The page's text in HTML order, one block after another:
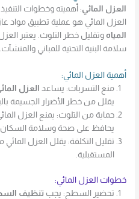
العزل المائي: أهميته وخطوات التنفيذ
العزل المائي هو عملية تطبيق مواد
المياه وتقليل خطر التلوث. يعتبر
سلامة البنية التحتية للمباني والمنشآت.
أهمية العزل المائي:
منع التسربات: يساعد
العزل
يقلل من خطر الأضرار الجسيمة
حماية من التلوث: يمنع العزل
يحافظ على صحة وسلامة السكان.
تقليل التكلفة: يقلل العزل
المستقبلية.
خطوات العزل المائي:
تحضير السطح: يجبتنظيف